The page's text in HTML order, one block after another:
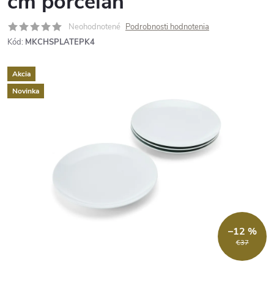
Neohodnotené Podrobnosti hodnotenia
Kód: MKCHSPLATEPK4
Akcia
Novinka
€37
–12 %